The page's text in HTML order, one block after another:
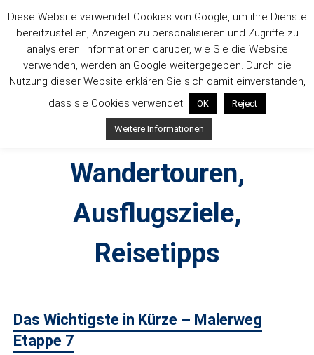
Inhalt
springen
Outdoorsuechtig –
Wandertouren,
Ausflugsziele,
Reisetipps
draußen sind. In Deutschland und überall!
Das Wichtigste in Kürze – Malerweg
Etappe 7
Diese Website verwendet Cookies von Google, um ihre Dienste
bereitzustellen, Anzeigen zu personalisieren und Zugriffe zu
analysieren. Informationen darüber, wie Sie die Website
verwenden, werden an Google weitergegeben. Durch die
Nutzung dieser Website erklären Sie sich damit einverstanden,
dass sie Cookies verwendet.
OK Reject
Weitere Informationen